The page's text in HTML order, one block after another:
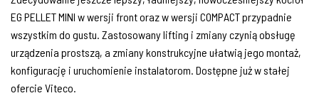
EG PELLET MINI w wersji front oraz w wersji COMPACT przypadnie
wszystkim do gustu. Zastosowany lifting i zmiany czynią obsługę
urządzenia prostszą, a zmiany konstrukcyjne ułatwią jego montaż,
konfigurację i uruchomienie instalatorom. Dostępne już w stałej
ofercie Viteco.